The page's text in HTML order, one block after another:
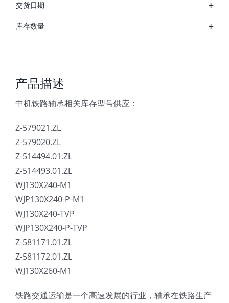
交货日期
库存数量
产品描述
中机铁路轴承相关库存型号供应：
Z-579021.ZL
Z-579020.ZL
Z-514494.01.ZL
Z-514493.01.ZL
WJ130X240-M1
WJP130X240-P-M1
WJ130X240-TVP
WJP130X240-P-TVP
Z-581171.01.ZL
Z-581172.01.ZL
WJ130X260-M1
铁路交通运输是一个高速发展的行业，轴承在铁路生产